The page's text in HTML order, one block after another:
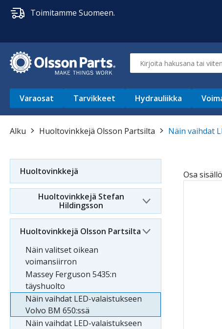
Toimitamme Suomeen.
Varaosat Tarvikkeet Hydrauliikka
Alku Huoltovinkkejä Olsson Partsilta Näin vaihdat
Huoltovinkkejä
Huoltovinkkejä Stefan
Hildingsson
Huoltovinkkejä Olsson Partsilta
Näin valitset oikean
voimansiirron
Massey Ferguson 5435:n
täyshuolto
Näin vaihdat LED-valaistukseen
Volvo BM 650:ssä
Näin vaihdat LED-valaistukseen
Osa